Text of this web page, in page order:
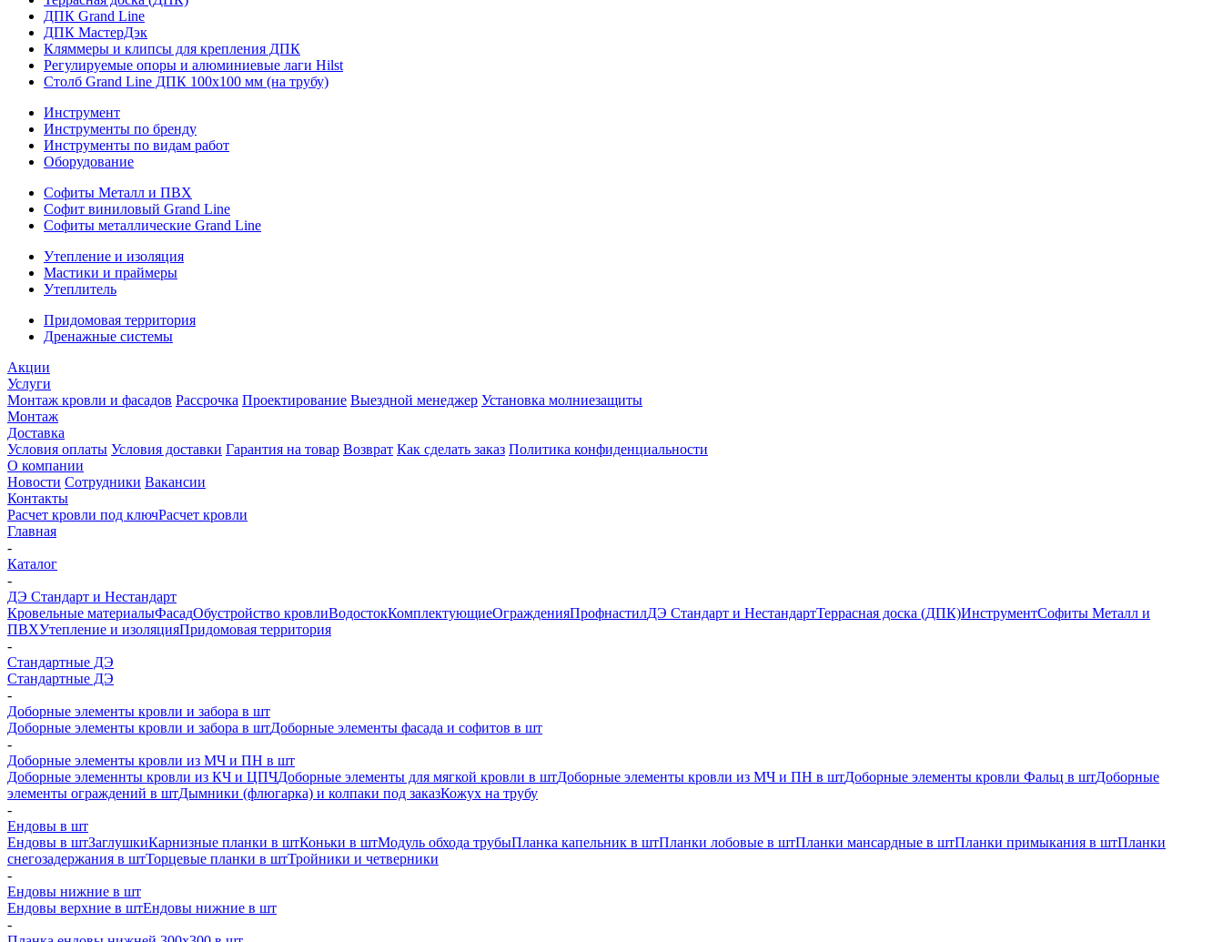
ДПК Grand Line
ДПК МастерДэк
Кляммеры и клипсы для крепления ДПК
Регулируемые опоры и алюминиевые лаги Hilst
Столб Grand Line ДПК 100х100 мм (на трубу)
Инструмент
Инструменты по бренду
Инструменты по видам работ
Оборудование
Софиты Металл и ПВХ
Софит виниловый Grand Line
Софиты металлические Grand Line
Утепление и изоляция
Мастики и праймеры
Утеплитель
Придомовая территория
Дренажные системы
Акции
Услуги
Монтаж кровли и фасадов Рассрочка Проектирование Выездной менеджер Установка молниезащиты
Монтаж
Доставка
Условия оплаты Условия доставки Гарантия на товар Возврат Как сделать заказ Политика конфиденциальности
О компании
Новости Сотрудники Вакансии
Контакты
Расчет кровли под ключРасчет кровли
Главная
-
Каталог
-
ДЭ Стандарт и Нестандарт
Кровельные материалыФасадОбустройство кровлиВодостокКомплектующиеОгражденияПрофнастилДЭ Стандарт и НестандартТеррасная доска (ДПК)ИнструментСофиты Металл и
ПВХУтепление и изоляцияПридомовая территория
-
Стандартные ДЭ
Стандартные ДЭ
-
Доборные элементы кровли и забора в шт
Доборные элементы кровли и забора в штДоборные элементы фасада и софитов в шт
-
Доборные элементы кровли из МЧ и ПН в шт
Доборные элеменнты кровли из КЧ и ЦПЧДоборные элементы для мягкой кровли в штДоборные элементы кровли из МЧ и ПН в штДоборные элементы кровли Фальц в штДоборные
элементы ограждений в штДымники (флюгарка) и колпаки под заказКожух на трубу
-
Ендовы в шт
Ендовы в штЗаглушкиКарнизные планки в штКоньки в штМодуль обхода трубыПланка капельник в штПланки лобовые в штПланки мансардные в штПланки примыкания в штПланки
снегозадержания в штТорцевые планки в штТройники и четверники
-
Ендовы нижние в шт
Ендовы верхние в штЕндовы нижние в шт
-